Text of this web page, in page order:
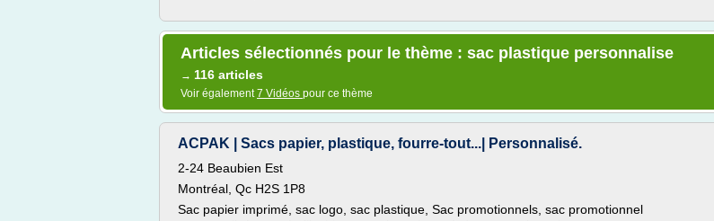
Articles sélectionnés pour le thème : sac plastique personnalise
→ 116 articles
Voir également7 Vidéos pour ce thème
ACPAK | Sacs papier, plastique, fourre-tout...| Personnalisé.
2-24 Beaubien Est
Montréal, Qc H2S 1P8
Sac papier imprimé, sac logo, sac plastique, Sac promotionnels, sac promotionnel